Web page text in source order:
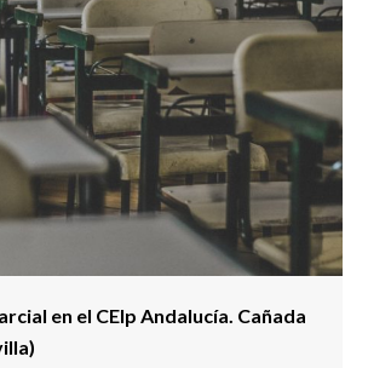
en el CEIp Andalucía. Cañada